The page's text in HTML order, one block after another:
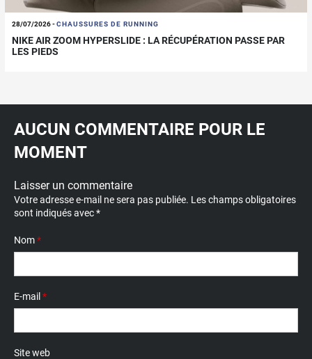
28/07/2026-CHAUSSURES DE RUNNING
NIKE AIR ZOOM HYPERSLIDE : LA RÉCUPÉRATION PASSE PAR
LES PIEDS
AUCUN COMMENTAIRE POUR LE
MOMENT
Laisser un commentaire
Votre adresse e-mail ne sera pas publiée. Les champs obligatoires
sont indiqués avec*
Nom*
E-mail*
Site web